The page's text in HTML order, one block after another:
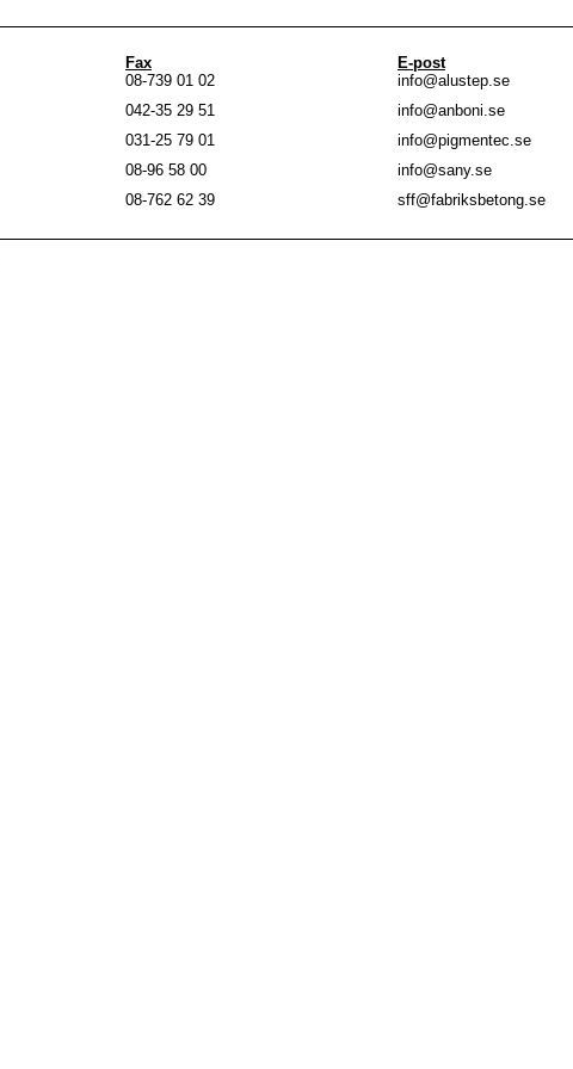
Fax
E-post
08-739 01 02
info@alustep.se
042-35 29 51
info@anboni.se
031-25 79 01
info@pigmentec.se
08-96 58 00
info@sany.se
08-762 62 39 sff@fabriksbetong.se